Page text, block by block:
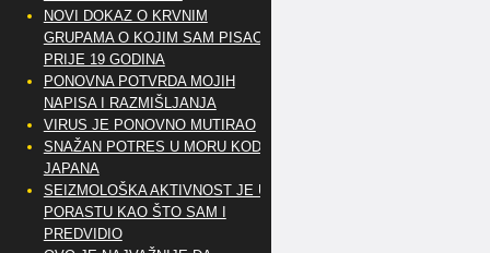
NOVI DOKAZ O KRVNIM
GRUPAMA O KOJIM SAM PISAO
PRIJE 19 GODINA
PONOVNA POTVRDA MOJIH
NAPISA I RAZMIŠLJANJA
VIRUS JE PONOVNO MUTIRAO
SNAŽAN POTRES U MORU KOD
JAPANA
SEIZMOLOŠKA AKTIVNOST JE U
PORASTU KAO ŠTO SAM I
PREDVIDIO